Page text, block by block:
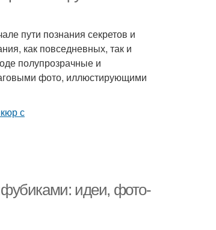
пути познания секретов и
как повседневных, так и
полупрозрачные и
фото, иллюстирующими
идеи, фото-